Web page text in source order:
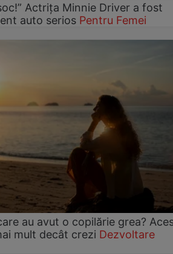
Actrița Minnie Driver a fost
auto serios Pentru Femei
au avut o copilărie grea?
mult decât crezi Dezvoltare